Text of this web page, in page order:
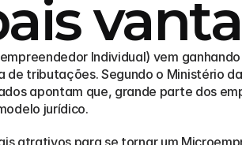
Individual) vem
de tributações. Segundo o Ministério
apontam que, grande parte dos
jurídico.
atrativos para se tornar um